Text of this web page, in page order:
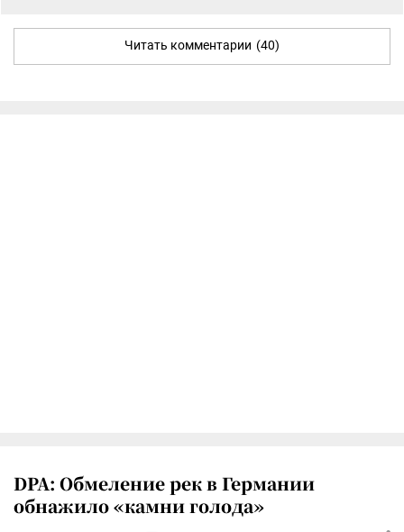
Читать комментарии (40)
DPA: Обмеление рек в Германии
обнажило «камни голода»